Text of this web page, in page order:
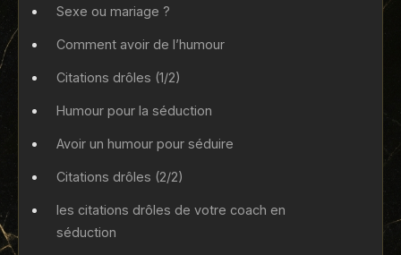
Sexe ou mariage ?
Comment avoir de l’humour
Citations drôles (1/2)
Humour pour la séduction
Avoir un humour pour séduire
Citations drôles (2/2)
les citations drôles de votre coach en
séduction